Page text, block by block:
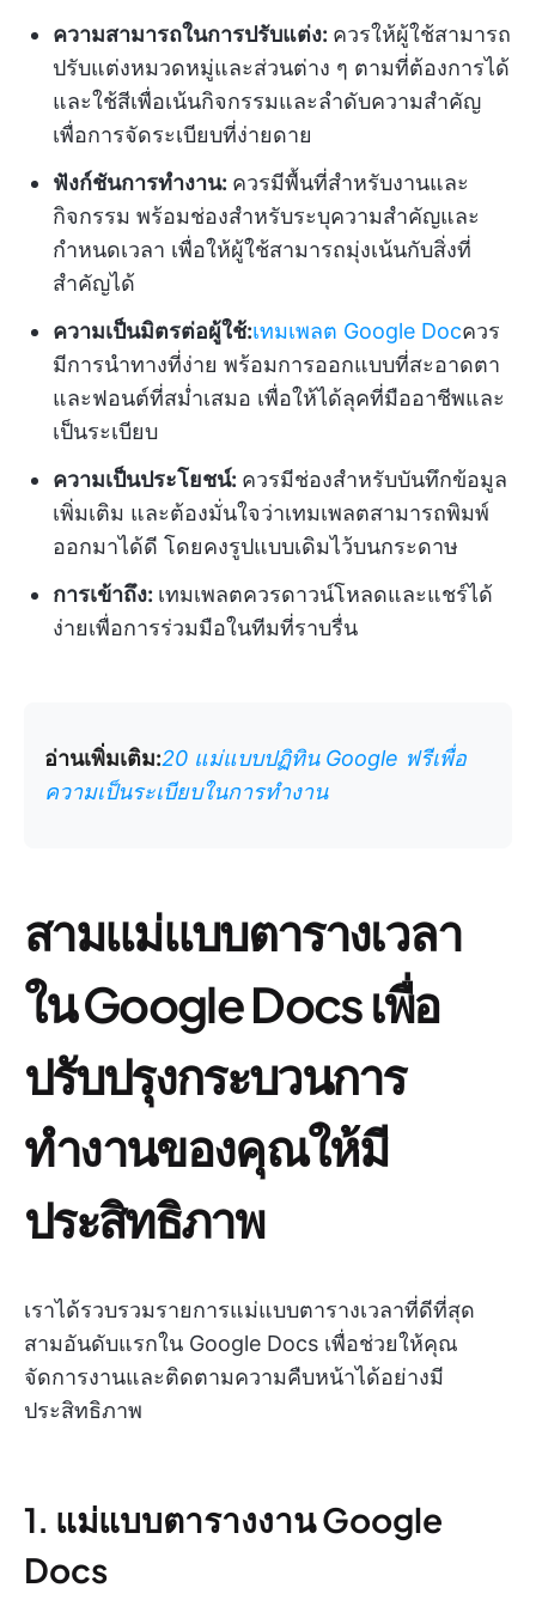
ความสามารถในการปรับแต่ง: ควรให้ผู้ใช้สามารถ
ปรับแต่งหมวดหมู่และส่วนต่าง ๆ ตามที่ต้องการได้
และใช้สีเพื่อเน้นกิจกรรมและลำดับความสำคัญ
เพื่อการจัดระเบียบที่ง่ายดาย
ฟังก์ชันการทำงาน: ควรมีพื้นที่สำหรับงานและ
กิจกรรม พร้อมช่องสำหรับระบุความสำคัญและ
กำหนดเวลา เพื่อให้ผู้ใช้สามารถมุ่งเน้นกับสิ่งที่
สำคัญได้
ความเป็นมิตรต่อผู้ใช้:เทมเพลต Google Docควร
มีการนำทางที่ง่าย พร้อมการออกแบบที่สะอาดตา
และฟอนต์ที่สม่ำเสมอ เพื่อให้ได้ลุคที่มืออาชีพและ
เป็นระเบียบ
ความเป็นประโยชน์: ควรมีช่องสำหรับบันทึกข้อมูล
เพิ่มเติม และต้องมั่นใจว่าเทมเพลตสามารถพิมพ์
ออกมาได้ดี โดยคงรูปแบบเดิมไว้บนกระดาษ
การเข้าถึง: เทมเพลตควรดาวน์โหลดและแชร์ได้
ง่ายเพื่อการร่วมมือในทีมที่ราบรื่น
อ่านเพิ่มเติม:20 แม่แบบปฏิทิน Google ฟรีเพื่อ
ความเป็นระเบียบในการทำงาน
สามแม่แบบตารางเวลา
ใน Google Docs เพื่อ
ปรับปรุงกระบวนการ
ทำงานของคุณให้มี
ประสิทธิภาพ
เราได้รวบรวมรายการแม่แบบตารางเวลาที่ดีที่สุด
สามอันดับแรกใน Google Docs เพื่อช่วยให้คุณ
จัดการงานและติดตามความคืบหน้าได้อย่างมี
ประสิทธิภาพ
1. แม่แบบตารางงาน Google
Docs